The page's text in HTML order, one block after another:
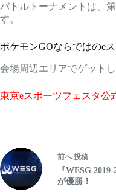
バトルトーナメントは、
す。
ポケモンGOならではのe
会場周辺エリアでゲット
東京eスポーツフェスタ公
前へ投稿
『WESG
が優勝！